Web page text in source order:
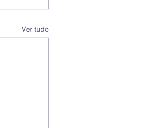
Ver tudo